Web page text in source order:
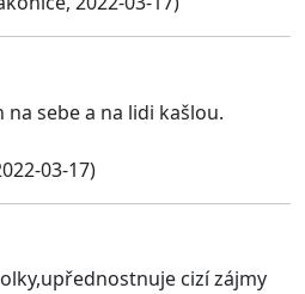
na sebe a na lidi kašlou.
03-17)
cizí zájmy